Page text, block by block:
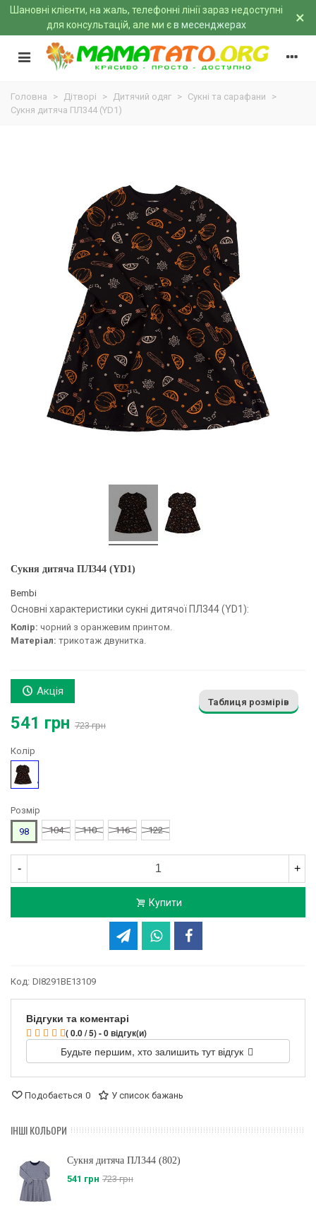
Шановні клієнти, на жаль, телефонні лінії зараз недоступні
для консультацій, але ми єв месенджерах ×
Головна > Дітворі > Дитячий одяг > Сукні та сарафани
>
Сукня дитяча ПЛ344 (YD1)
Сукня дитяча ПЛ344 (YD1)
Bembi
Основні характеристики сукні дитячої ПЛ344 (YD1):
Колір: чорний з оранжевим принтом.
Матеріал: трикотаж двунитка.
Акція
541 грн 723 грн
Таблиця розмірів
Колір
Малюнок
Розмір
98
104 110 116 122
- +
Купити
Код: DI8291BE13109
Відгуки та коментарі
( 0.0 / 5) - 0 відгук(и)
Будьте першим, хто залишить тут відгук
Подобається 0 У список бажань
ІНШІ КОЛЬОРИ
Сукня дитяча ПЛ344 (802)
541 грн 723 грн